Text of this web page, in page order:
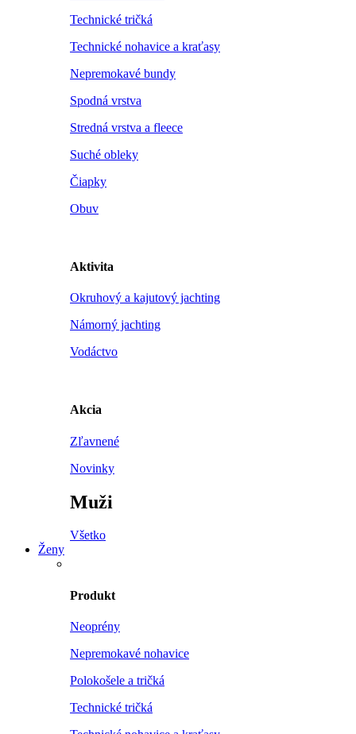
Technické tričká
Technické nohavice a kraťasy
Nepremokavé bundy
Spodná vrstva
Stredná vrstva a fleece
Suché obleky
Čiapky
Obuv
Aktivita
Okruhový a kajutový jachting
Námorný jachting
Vodáctvo
Akcia
Zľavnené
Novinky
Muži
Všetko
Ženy
Produkt
Neoprény
Nepremokavé nohavice
Polokošele a tričká
Technické tričká